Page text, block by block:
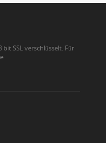
SSL verschlüsselt. Für